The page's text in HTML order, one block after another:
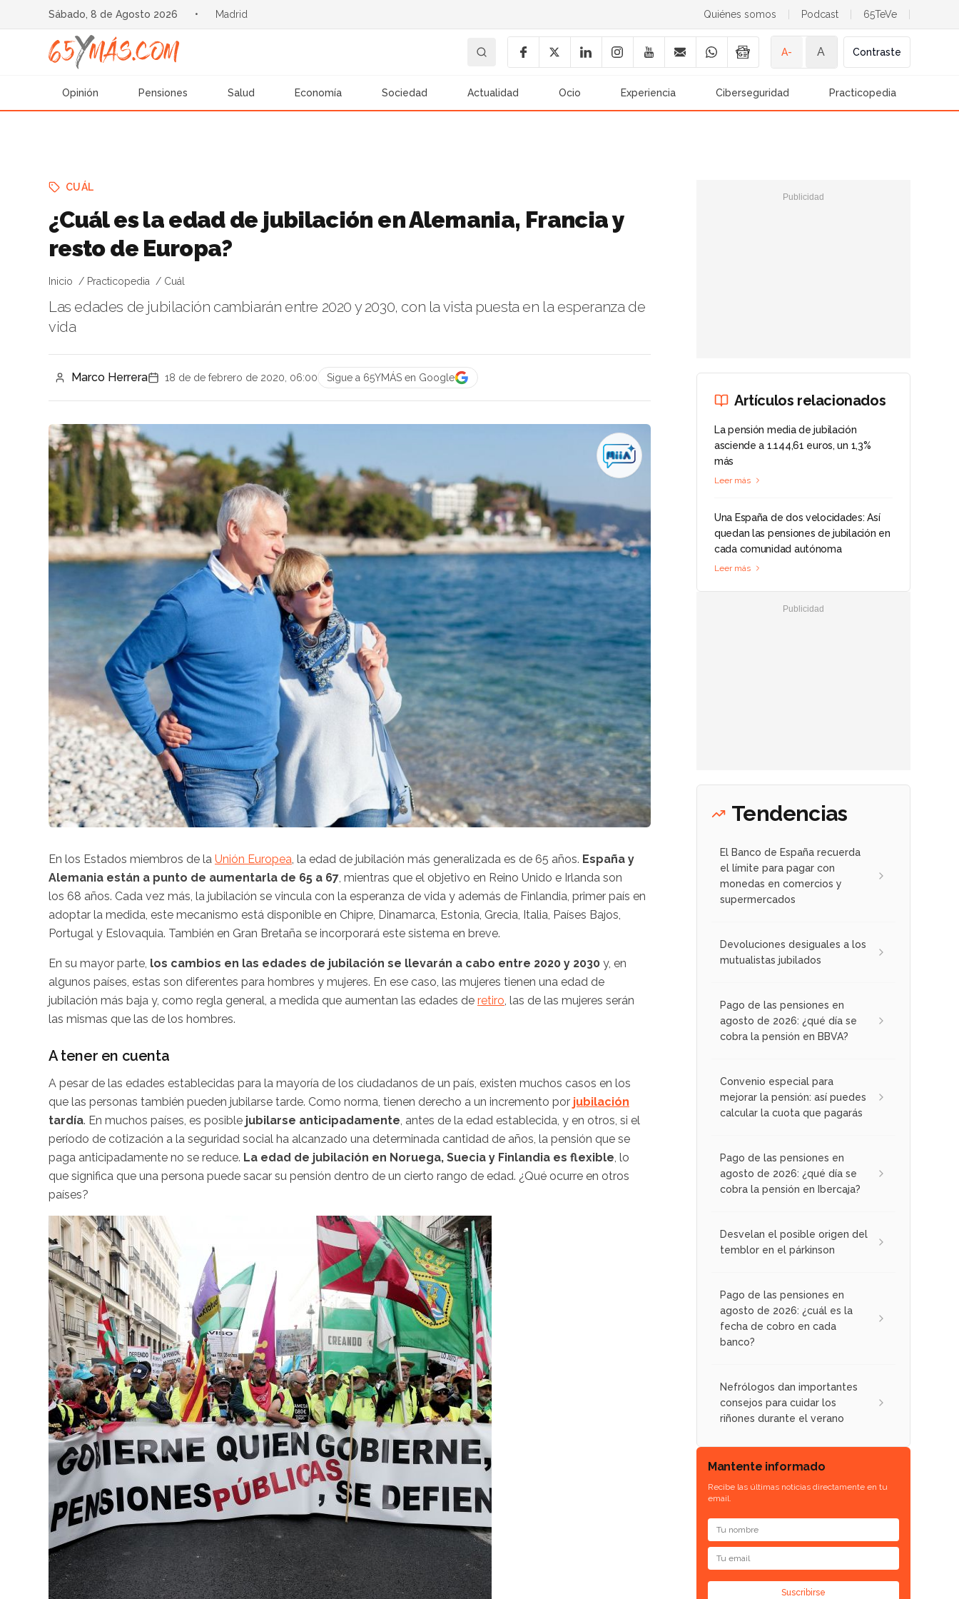
Sábado, 8 de Agosto 2026 • Madrid Quiénes somos Podcast 65TeVe
A- A Contraste
Opinión Pensiones Salud Economía Sociedad Actualidad Ocio Experiencia Ciberseguridad Practicopedia
CUÁL
¿Cuál es la edad de jubilación en Alemania, Francia y
resto de Europa?
Inicio Practicopedia Cuál
Las edades de jubilación cambiarán entre 2020 y 2030, con la vista puesta en la esperanza de
vida
Marco Herrera 18 de de febrero de 2020, 06:00 Sigue a 65YMÁS en Google
En los Estados miembros de la Unión Europea , la edad de jubilación más generalizada es de 65 años. España y
Alemania están a punto de aumentarla de 65 a 67 , mientras que el objetivo en Reino Unido e Irlanda son
los 68 años. Cada vez más, la jubilación se vincula con la esperanza de vida y además de Finlandia, primer país en
adoptar la medida, este mecanismo está disponible en Chipre, Dinamarca, Estonia, Grecia, Italia, Países Bajos,
Portugal y Eslovaquia. También en Gran Bretaña se incorporará este sistema en breve.
En su mayor parte, los cambios en las edades de jubilación se llevarán a cabo entre 2020 y 2030 y, en
algunos países, estas son diferentes para hombres y mujeres. En ese caso, las mujeres tienen una edad de
jubilación más baja y, como regla general, a medida que aumentan las edades de retiro , las de las mujeres serán
las mismas que las de los hombres.
A tener en cuenta
A pesar de las edades establecidas para la mayoría de los ciudadanos de un país, existen muchos casos en los
que las personas también pueden jubilarse tarde. Como norma, tienen derecho a un incremento por jubilación
tardía. En muchos países, es posible jubilarse anticipadamente , antes de la edad establecida, y en otros, si el
período de cotización a la seguridad social ha alcanzado una determinada cantidad de años, la pensión que se
paga anticipadamente no se reduce. La edad de jubilación en Noruega, Suecia y Finlandia es flexible , lo
que significa que una persona puede sacar su pensión dentro de un cierto rango de edad. ¿Qué ocurre en otros
países?
Artículos relacionados
La pensión media de jubilación
asciende a 1.144,61 euros, un 1,3%
más
Leer más
Una España de dos velocidades: Así
quedan las pensiones de jubilación en
cada comunidad autónoma
Leer más
Tendencias
El Banco de España recuerda
el límite para pagar con
monedas en comercios y
supermercados
Devoluciones desiguales a los
mutualistas jubilados
Pago de las pensiones en
agosto de 2026: ¿qué día se
cobra la pensión en BBVA?
Convenio especial para
mejorar la pensión: así puedes
calcular la cuota que pagarás
Pago de las pensiones en
agosto de 2026: ¿qué día se
cobra la pensión en Ibercaja?
Desvelan el posible origen del
temblor en el párkinson
Pago de las pensiones en
agosto de 2026: ¿cuál es la
fecha de cobro en cada
banco?
Nefrólogos dan importantes
consejos para cuidar los
riñones durante el verano
Mantente informado
Recibe las últimas noticias directamente en tu
email.
Suscribirse